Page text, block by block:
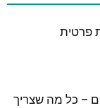
פרטית
– כל מה שצריך